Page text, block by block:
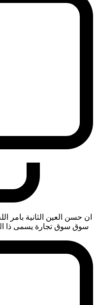
ان حسن العين الثانية بامر
سوق سوق تجارة يسمى ذا